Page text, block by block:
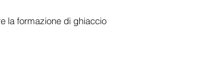
la formazione di ghiaccio